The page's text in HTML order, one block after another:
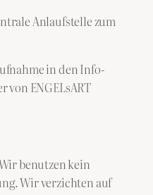
Anlaufstelle zum
in den Info-
von ENGELsART
benutzen kein
Wir verzichten auf